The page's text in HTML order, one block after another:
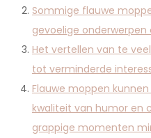
Sommige flauwe
gevoelige
Het vertellen van te
tot verminderde
Flauwe moppen
kwaliteit van humor en
grappige momenten